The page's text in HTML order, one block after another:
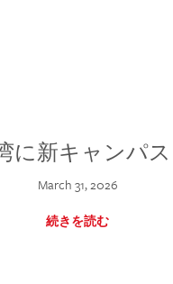
に新キャンパ
March 31, 2026
続きを読む